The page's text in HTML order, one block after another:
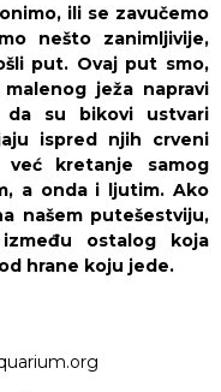
ili se zavučemo
nešto zanimljivije,
put. Ovaj put smo,
ježa napravi
su bikovi ustvari
ispred njih crveni
kretanje samog
a onda i ljutim. Ako
našem putešestviju,
ostalog koja
hrane koju jede.